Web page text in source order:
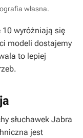
własna.
10 wyróżniają się
modeli dostajemy
to lepiej
słuchawek Jabra
jest